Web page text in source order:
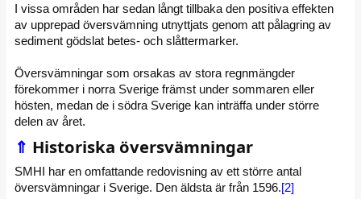
I vissa områden har sedan långt tillbaka den positiva effekten
av upprepad översvämning utnyttjats genom att pålagring av
sediment gödslat betes- och slåttermarker.
Översvämningar som orsakas av stora regnmängder
förekommer i norra Sverige främst under sommaren eller
hösten, medan de i södra Sverige kan inträffa under större
delen av året.
⇑ Historiska översvämningar
SMHI har en omfattande redovisning av ett större antal
översvämningar i Sverige. Den äldsta är från 1596.[2]